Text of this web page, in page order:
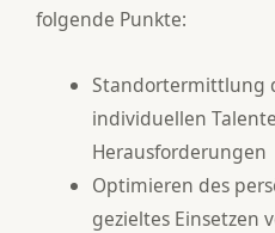
folgende Punkte:
Standortermittlung
individuellen
Herausforderungen
Optimieren des
gezieltes Einsetzen